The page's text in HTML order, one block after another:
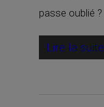
passe oublié ?
Lire la suite